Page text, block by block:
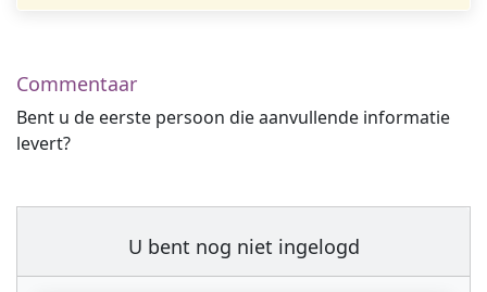
Commentaar
Bent u de eerste persoon die aanvullende informatie
levert?
U bent nog niet ingelogd